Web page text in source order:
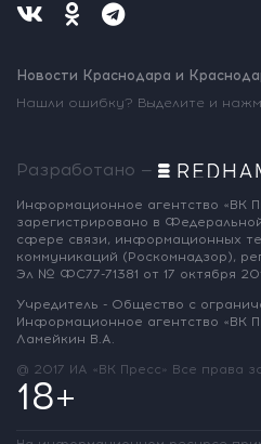
Новости Краснодара и
Нашли ошибку? Выделите и
Разработано —
Информационное агентство «ВК
зарегистрировано в
сфере связи, информационных
коммуникаций (Роскомнадзор),
Эл № ФС77-71381 от 17 октября
Учредитель - Общество с
Информационное агентство «ВК
Ламейкин В.А.
@ 2017 ИА «ВК Пресс» Все права
18+